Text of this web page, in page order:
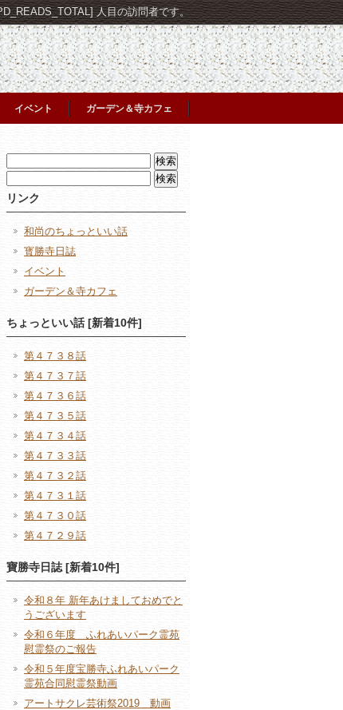
人目の訪問者です。
イベント ガーデン＆寺カフェ
索:
索:
リンク
和尚のちょっといい話
寳勝寺日誌
イベント
ガーデン＆寺カフェ
ちょっといい話 [新着10件]
第４７３８話
第４７３７話
第４７３６話
第４７３５話
第４７３４話
第４７３３話
第４７３２話
第４７３１話
第４７３０話
第４７２９話
寶勝寺日誌 [新着10件]
令和８年 新年あけましておめでと
うございます
令和６年度 ふれあいパーク霊苑
慰霊祭のご報告
令和５年度宝勝寺ふれあいパーク
霊苑合同慰霊祭動画
アートサクレ芸術祭2019 動画